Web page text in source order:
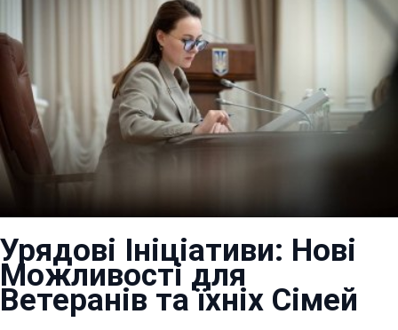
Урядові Ініціативи: Нові
Можливості для
Ветеранів та їхніх Сімей